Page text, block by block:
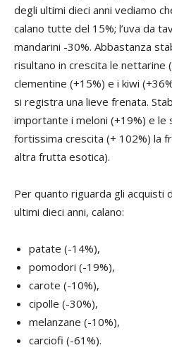
degli ultimi dieci anni vediamo
calano tutte del 15%; l’uva da
mandarini -30%. Abbastanza
risultano in crescita le nettarine
clementine (+15%) e i kiwi
si registra una lieve frenata.
importante i meloni (+19%) e le
fortissima crescita (+ 102%) la
altra frutta esotica).
Per quanto riguarda gli acquisti
ultimi dieci anni, calano:
patate (-14%),
pomodori (-19%),
carote (-10%),
cipolle (-30%),
melanzane (-10%),
carciofi (-61%).